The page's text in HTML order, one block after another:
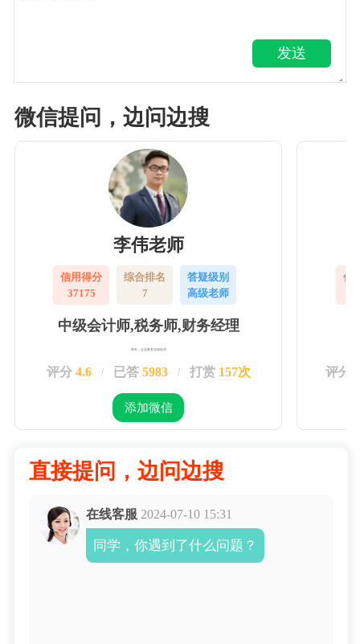
发送
微信提问，边问边搜
李伟老师
信用得分
37175
综合排名
7
答疑级别
高级老师
中级会计师,税务师,财务经理
擅长：企业账务实操处理
评分 4.6 / 已答 5983 / 打赏 157次
添加微信
信
评分
直接提问，边问边搜
在线客服 2024-07-10 15:31
同学，你遇到了什么问题？